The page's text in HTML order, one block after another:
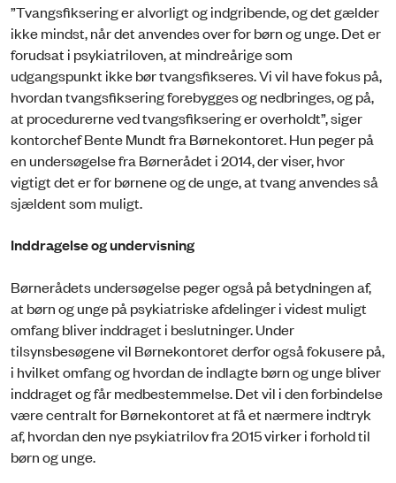
”Tvangsfiksering er alvorligt og indgribende, og det gælder
ikke mindst, når det anvendes over for børn og unge. Det er
forudsat i psykiatriloven, at mindreårige som
udgangspunkt ikke bør tvangsfikseres. Vi vil have fokus på,
hvordan tvangsfiksering forebygges og nedbringes, og på,
at procedurerne ved tvangsfiksering er overholdt”, siger
kontorchef Bente Mundt fra Børnekontoret. Hun peger på
en undersøgelse fra Børnerådet i 2014, der viser, hvor
vigtigt det er for børnene og de unge, at tvang anvendes så
sjældent som muligt.
Inddragelse og undervisning
Børnerådets undersøgelse peger også på betydningen af,
at børn og unge på psykiatriske afdelinger i videst muligt
omfang bliver inddraget i beslutninger. Under
tilsynsbesøgene vil Børnekontoret derfor også fokusere på,
i hvilket omfang og hvordan de indlagte børn og unge bliver
inddraget og får medbestemmelse. Det vil i den forbindelse
være centralt for Børnekontoret at få et nærmere indtryk
af, hvordan den nye psykiatrilov fra 2015 virker i forhold til
børn og unge.